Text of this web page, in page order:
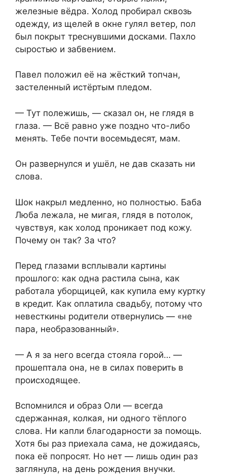
железные вёдра. Холод пробирал сквозь
одежду, из щелей в окне гулял ветер, пол
был покрыт треснувшими досками. Пахло
сыростью и забвением.
Павел положил её на жёсткий топчан,
застеленный истёртым пледом.
— Тут полежишь, — сказал он, не глядя в
глаза. — Всё равно уже поздно что-либо
менять. Тебе почти восемьдесят, мам.
Он развернулся и ушёл, не дав сказать ни
слова.
Шок накрыл медленно, но полностью. Баба
Люба лежала, не мигая, глядя в потолок,
чувствуя, как холод проникает под кожу.
Почему он так? За что?
Перед глазами всплывали картины
прошлого: как одна растила сына, как
работала уборщицей, как купила ему куртку
в кредит. Как оплатила свадьбу, потому что
невесткины родители отвернулись — «не
пара, необразованный».
— А я за него всегда стояла горой… —
прошептала она, не в силах поверить в
происходящее.
Вспомнился и образ Оли — всегда
сдержанная, колкая, ни одного тёплого
слова. Ни капли благодарности за помощь.
Хотя бы раз приехала сама, не дожидаясь,
пока её попросят. Но нет — лишь один раз
заглянула, на день рождения внучки.